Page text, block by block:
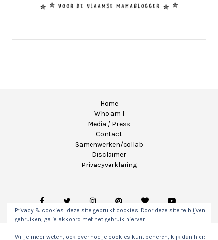
Home
Who am I
Media / Press
Contact
Samenwerken/collab
Disclaimer
Privacyverklaring
Privacy & cookies: deze site gebruikt cookies. Door deze site te blijven
gebruiken, ga je akkoord met het gebruik hiervan.
Wil je meer weten, ook over hoe je cookies kunt beheren, kijk dan hier: